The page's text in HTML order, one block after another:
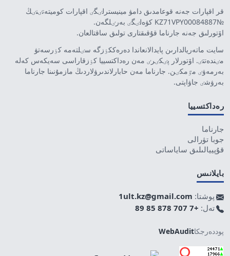
قر اقپارات جەنە قوعامدىق دامۋ مينيسترلٸگٸ اقپارات كوميتەتٸنٸڭ
№KZ71VPY00084887 كۋەلٸگٸ بەرٸلگەن.
اۆتورلىق جەنە جارناما قۇقىقتارى تولىق ساقتالعان.
سايت ماتەريالدارىن پايدالانعاندا دەرەككٶزگە سٸلتەمە كٶرسەتۋ
مٸندەتتٸ. اۆتورلار پٸكٸرٸ مەن رەداكتسييا كٶزقاراسى سەيكەس كەلە
بەرمەۋٸ مٷمكٸن. جارناما مەن حابارلاندىرۋلاردىڭ مازمۇنىنا جارناما
بەرۋشٸ جاۋاپتى.
رەداكتسييا
جارناما
جوبا تۋرالى
قۇپييالىلىق ساياساتى
بايلانىس
پوشتا: 1ult.kz@gmail.com
تەل: +7 707 878 85 89
پوددەرجكاWebAudit